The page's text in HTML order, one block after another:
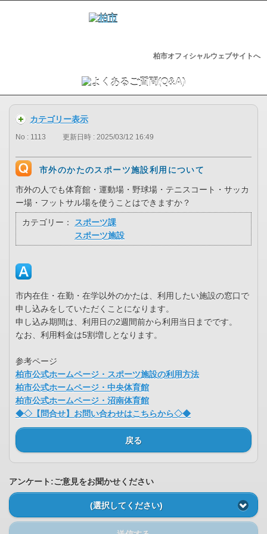
柏市オフィシャルウェブサイトへ
カテゴリー表示
No : 1113 更新日時 : 2025/03/12 16:49
市外のかたのスポーツ施設利用について
市外の人でも体育館・運動場・野球場・テニスコート・サッカ
ー場・フットサル場を使うことはできますか？
カテゴリー：
スポーツ課
スポーツ施設
市内在住・在勤・在学以外のかたは、利用したい施設の窓口で
申し込みをしていただくことになります。
申し込み期間は、利用日の2週間前から利用当日までです。
なお、利用料金は5割増しとなります。
参考ページ
柏市公式ホームページ・スポーツ施設の利用方法
柏市公式ホームページ・中央体育館
柏市公式ホームページ・沼南体育館
◆◇【問合せ】お問い合わせはこちらから◇◆
戻る
アンケート:ご意見をお聞かせください
(選択してください)